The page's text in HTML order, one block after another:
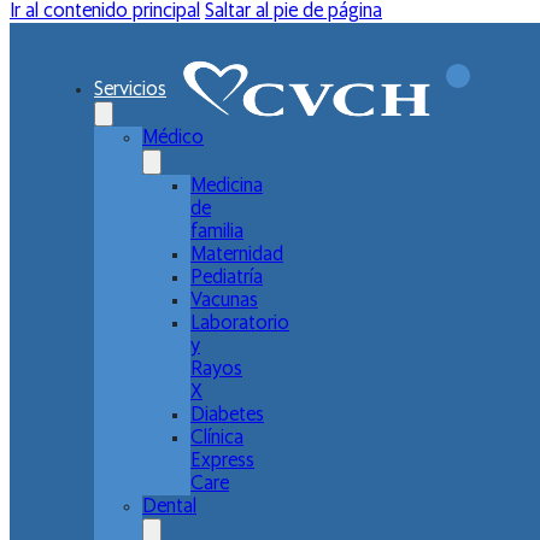
Ir al contenido principal Saltar al pie de página
Servicios
Médico
Medicina
de
familia
Maternidad
Pediatría
Vacunas
Laboratorio
y
Rayos
X
Diabetes
Clínica
Express
Care
Dental